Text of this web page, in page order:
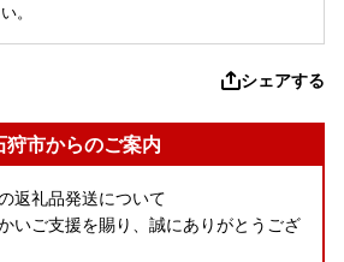
。
シェアする
狩市からのご案内
返礼品発送について
いご支援を賜り、誠にありがとうござ